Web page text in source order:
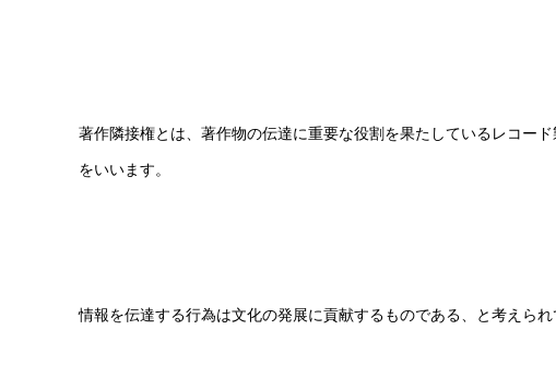
著作隣接権とは、著作物の伝達に重要な役割を果たしているレコー
をいいます。
情報を伝達する行為は文化の発展に貢献するものである、と考えられ